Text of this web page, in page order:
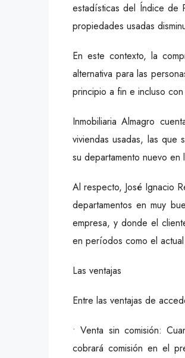
estadísticas del Índice de
propiedades usadas
En este contexto, la
alternativa para las
principio a fin e incluso
Inmobiliaria Almagro
viviendas usadas, las
su departamento nuevo en
Al respecto, José Ignacio
departamentos en muy
empresa, y donde el
en períodos como el
Las ventajas
Entre las ventajas de
• Venta sin comisión:
cobrará comisión en el